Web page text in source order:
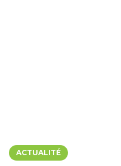
ACTUALITÉ